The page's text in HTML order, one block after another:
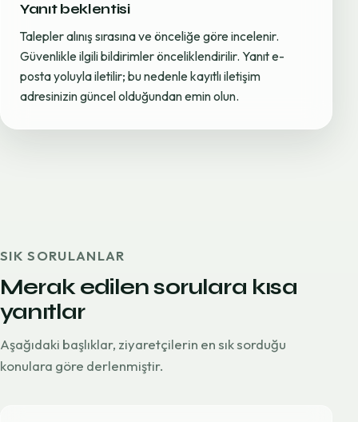
Yanıt beklentisi
Talepler alınış sırasına ve önceliğe göre incelenir.
Güvenlikle ilgili bildirimler önceliklendirilir. Yanıt e-
posta yoluyla iletilir; bu nedenle kayıtlı iletişim
adresinizin güncel olduğundan emin olun.
SIK SORULANLAR
Merak edilen sorulara kısa
yanıtlar
Aşağıdaki başlıklar, ziyaretçilerin en sık sorduğu
konulara göre derlenmiştir.